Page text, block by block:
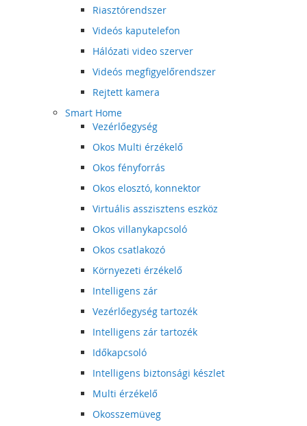
Riasztórendszer
Videós kaputelefon
Hálózati video szerver
Videós megfigyelőrendszer
Rejtett kamera
Smart Home
Vezérlőegység
Okos Multi érzékelő
Okos fényforrás
Okos elosztó, konnektor
Virtuális asszisztens eszköz
Okos villanykapcsoló
Okos csatlakozó
Környezeti érzékelő
Intelligens zár
Vezérlőegység tartozék
Intelligens zár tartozék
Időkapcsoló
Intelligens biztonsági készlet
Multi érzékelő
Okosszemüveg